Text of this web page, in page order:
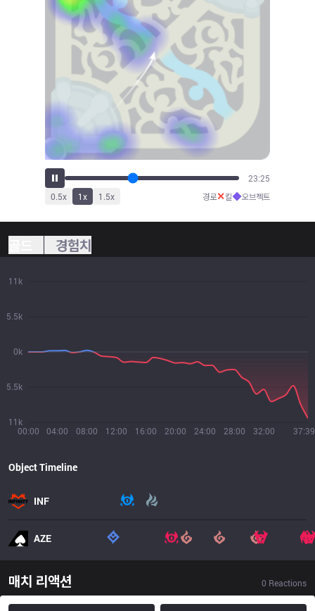
26:05
0.5x 1x 1.5x 경로✕킬◆오브젝트
경험치
00:00 04:00 08:00 12:00 16:00 20:00 24:00 28:00 32:00 37:39
11k
5.5k
0k
5.5k
11k
Object Timeline
INF
AZE
매치 리액션 0 Reactions